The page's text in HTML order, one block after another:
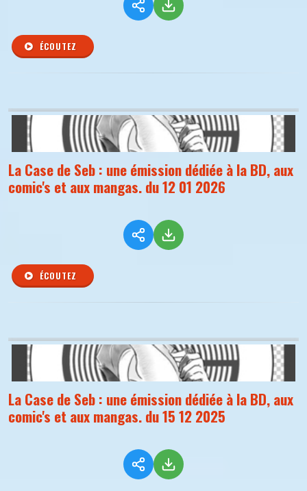
ÉCOUTEZ
La Case de Seb : une émission dédiée à la BD, aux
comic's et aux mangas. du 12 01 2026
ÉCOUTEZ
La Case de Seb : une émission dédiée à la BD, aux
comic's et aux mangas. du 15 12 2025